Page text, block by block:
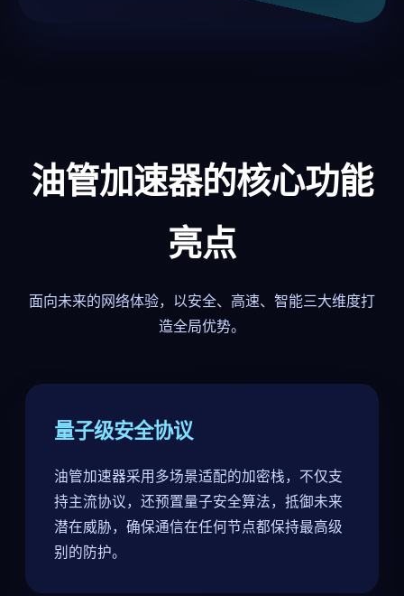
油管加速器的核心功能
亮点
面向未来的网络体验，以安全、高速、智能三大维度打
造全局优势。
量子级安全协议
油管加速器采用多场景适配的加密栈，不仅支
持主流协议，还预置量子安全算法，抵御未来
潜在威胁，确保通信在任何节点都保持最高级
别的防护。